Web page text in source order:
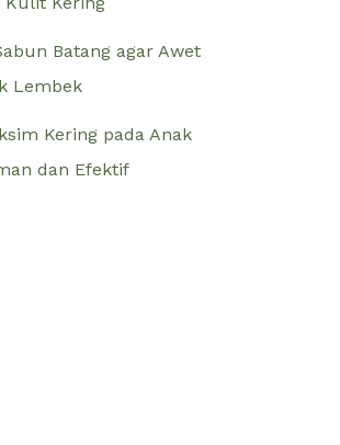
Batang agar Awet
Lembek
Kering pada Anak
dan Efektif